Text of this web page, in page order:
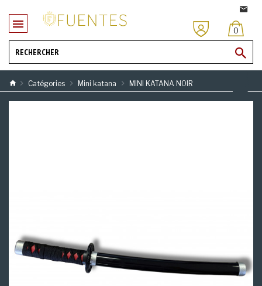
0
Catégories Mini katana MINI KATANA NOIR